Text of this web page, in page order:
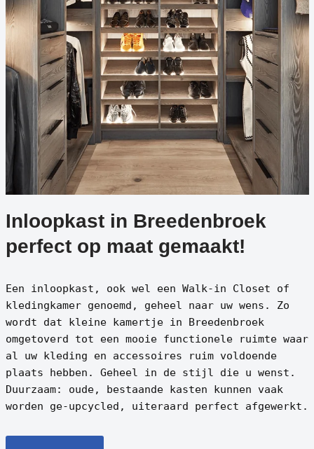
Inloopkast in Breedenbroek
perfect op maat gemaakt!
Een inloopkast, ook wel een Walk-in Closet of
kledingkamer genoemd, geheel naar uw wens. Zo
wordt dat kleine kamertje in Breedenbroek
omgetoverd tot een mooie functionele ruimte waar
al uw kleding en accessoires ruim voldoende
plaats hebben. Geheel in de stijl die u wenst.
Duurzaam: oude, bestaande kasten kunnen vaak
worden ge-upcycled, uiteraard perfect afgewerkt.